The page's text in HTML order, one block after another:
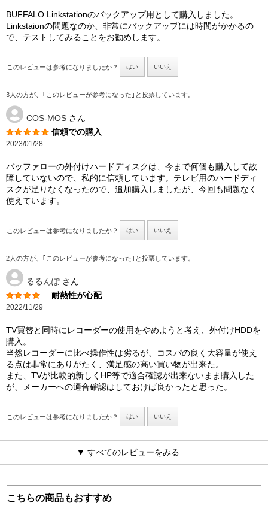
BUFFALO Linkstationのバックアップ用として購入しました。
Linkstaionの問題なのか、非常にバックアップには時間がかかるの
で、テストしてみることをお勧めします。
このレビューは参考になりましたか？ はい いいえ
3人の方が、｢このレビューが参考になった｣と投票しています。
COS-MOS さん
信頼での購入
2023/01/28
バッファローの外付けハードディスクは、今まで何個も購入して故
障していないので、私的に信頼しています。テレビ用のハードディ
スクが足りなくなったので、追加購入しましたが、今回も問題なく
使えています。
このレビューは参考になりましたか？ はい いいえ
2人の方が、｢このレビューが参考になった｣と投票しています。
るるんぽさん
耐熱性が心配
2022/11/29
TV買替と同時にレコーダーの使用をやめようと考え、外付けHDDを
購入。
当然レコーダーに比べ操作性は劣るが、コスパの良く大容量が使え
る点は非常にありがたく、満足感の高い買い物が出来た。
また、TVが比較的新しくHP等で適合確認が出来ないまま購入した
が、メーカーへの適合確認はしておけば良かったと思った。
このレビューは参考になりましたか？ はい いいえ
▼ すべてのレビューをみる
こちらの商品もおすすめ